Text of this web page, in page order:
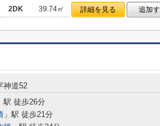
2DK 39.74㎡ 詳細を見る 追加
神道52
駅 徒歩26分
」駅 徒歩21分